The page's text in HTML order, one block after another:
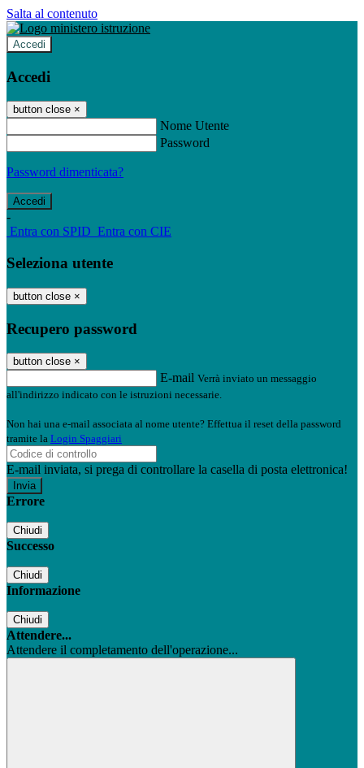
Salta al contenuto
Accedi
Accedi
button close ×
Nome Utente
Password
Password dimenticata?
-
Entra con SPID Entra con CIE
Seleziona utente
button close ×
Recupero password
button close ×
E-mail Verrà inviato un messaggio
all'indirizzo indicato con le istruzioni necessarie.
Non hai una e-mail associata al nome utente? Effettua il reset della password
tramite la Login Spaggiari
E-mail inviata, si prega di controllare la casella di posta elettronica!
Errore
Chiudi
Successo
Chiudi
Informazione
Chiudi
Attendere...
Attendere il completamento dell'operazione...